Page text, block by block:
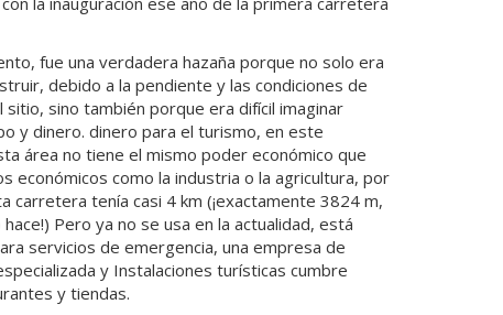
fue una verdadera hazaña porque no solo era
debido a la pendiente y las condiciones de
sitio, sino también porque era difícil imaginar
y dinero. dinero para el turismo, en este
área no tiene el mismo poder económico que
económicos como la industria o la agricultura, por
carretera tenía casi 4 km (¡exactamente 3824 m,
Pero ya no se usa en la actualidad, está
servicios de emergencia, una empresa de
y Instalaciones turísticas cumbre
y tiendas.